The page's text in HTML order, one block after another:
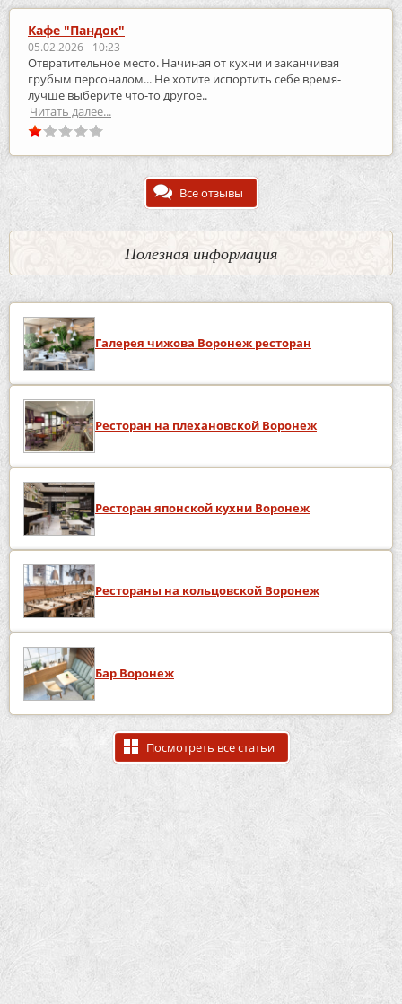
Кафе "Пандок"
05.02.2026 - 10:23
Отвратительное место. Начиная от кухни и заканчивая
грубым персоналом... Не хотите испортить себе время-
лучше выберите что-то другое..
Читать далее...
Все отзывы
Полезная информация
Галерея чижова Воронеж ресторан
Ресторан на плехановской Воронеж
Ресторан японской кухни Воронеж
Рестораны на кольцовской Воронеж
Бар Воронеж
Посмотреть все статьи